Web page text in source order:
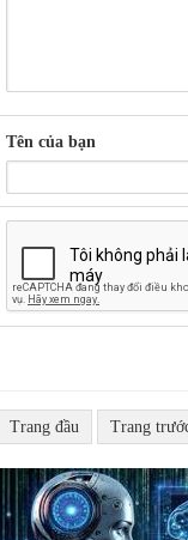
Tên của bạn
Trang đầu Trang